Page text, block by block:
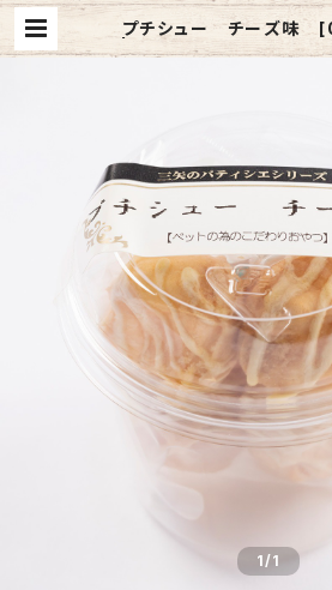
プチシュー チーズ味
| 三矢コーポレーション
1/1